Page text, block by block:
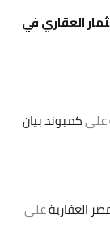
العقاري في
علىكمبوند بيان
على